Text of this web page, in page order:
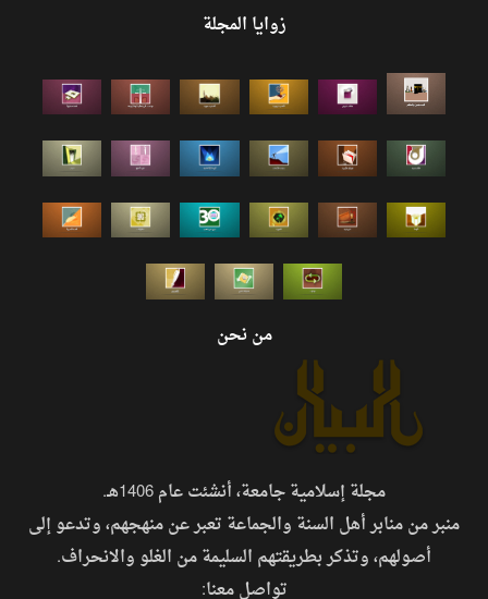
زوايا المجلة
من نحن
مجلة إسلامية جامعة، أنشئت عام 1406هـ.
منبر من منابر أهل السنة والجماعة تعبر عن منهجهم، وتدعو إلى
أصولهم، وتذكر بطريقتهم السليمة من الغلو والانحراف.
تواصل معنا: